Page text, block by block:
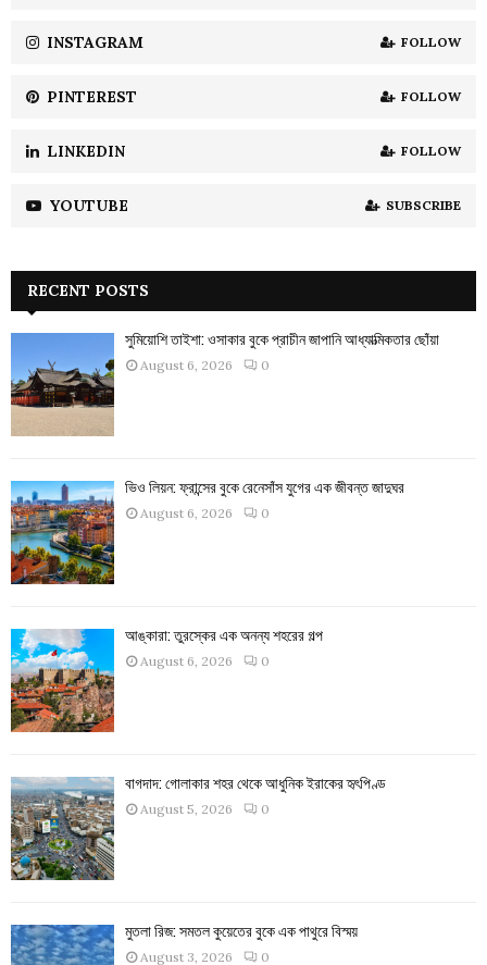
H
INSTAGRAM FOLLOW
PINTEREST FOLLOW
LINKEDIN FOLLOW
YOUTUBE SUBSCRIBE
RECENT POSTS
সুমিয়োশি তাইশা: ওসাকার বুকে প্রাচীন জাপানি আধ্যাত্মিকতার ছোঁয়া
August 6, 2026 0
ভিও লিয়ন: ফ্রান্সের বুকে রেনেসাঁস যুগের এক জীবন্ত জাদুঘর
August 6, 2026 0
আঙ্কারা: তুরস্কের এক অনন্য শহরের গল্প
August 6, 2026 0
বাগদাদ: গোলাকার শহর থেকে আধুনিক ইরাকের হৃৎপিণ্ড
August 5, 2026 0
মুতলা রিজ: সমতল কুয়েতের বুকে এক পাথুরে বিস্ময়
August 3, 2026 0